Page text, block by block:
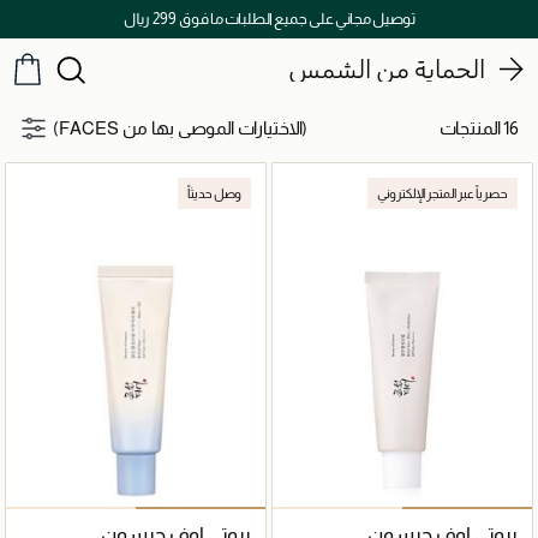
توصيل مجاني على جميع الطلبات ما فوق 299 ريال
الحماية من الشمس
16 المنتجات (الاختيارات الموصى بها من FACES)
حصرياً عبر المتجر الإلكتروني وصل حديثاً